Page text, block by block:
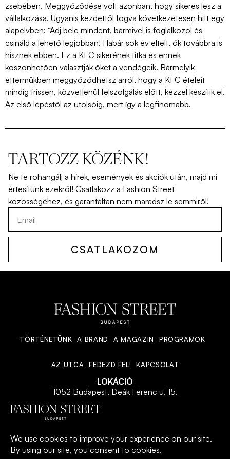
zsebében. Meggyőződése volt azonban, hogy sikeres lesz a
vállalkozása. Ugyanis kezdettől fogva következetesen hitt egy
alapelvben: “Adj bele mindent, bármivel is foglalkozol és
csináld a lehető legjobban! Habár sok év eltelt, ők továbbra is
hisznek ebben. Ez a KFC sikerének titka és ennek
köszönhetően választják őket a vendégeik. Bármelyik
éttermükben meggyőződhetsz arról, hogy a KFC ételeit
mindig frissen, közvetlenül felszolgálás előtt, kézzel készítik el.
Az első lépéstől az utolsóig, mert így a legfinomabb.
TARTOZZ KÖZÉNK!
Ne te rohangálj a hírek, események és akciók után, majd mi
értesítünk ezekről! Csatlakozz a Fashion Street
közösségéhez, és garantáltan nem maradsz le semmiről!
CSATLAKOZOM
TÖRTÉNETÜNK A BRAND A MAGAZIN PROGRAMOK
AZ UTCA FEDEZD FEL! KAPCSOLAT
LOKÁCIÓ
1052 Budapest, Deák Ferenc u. 15.